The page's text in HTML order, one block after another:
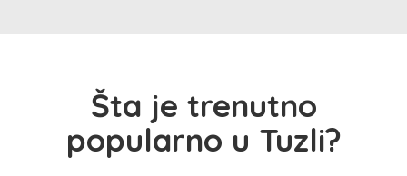
Šta je trenutno
popularno u Tuzli?